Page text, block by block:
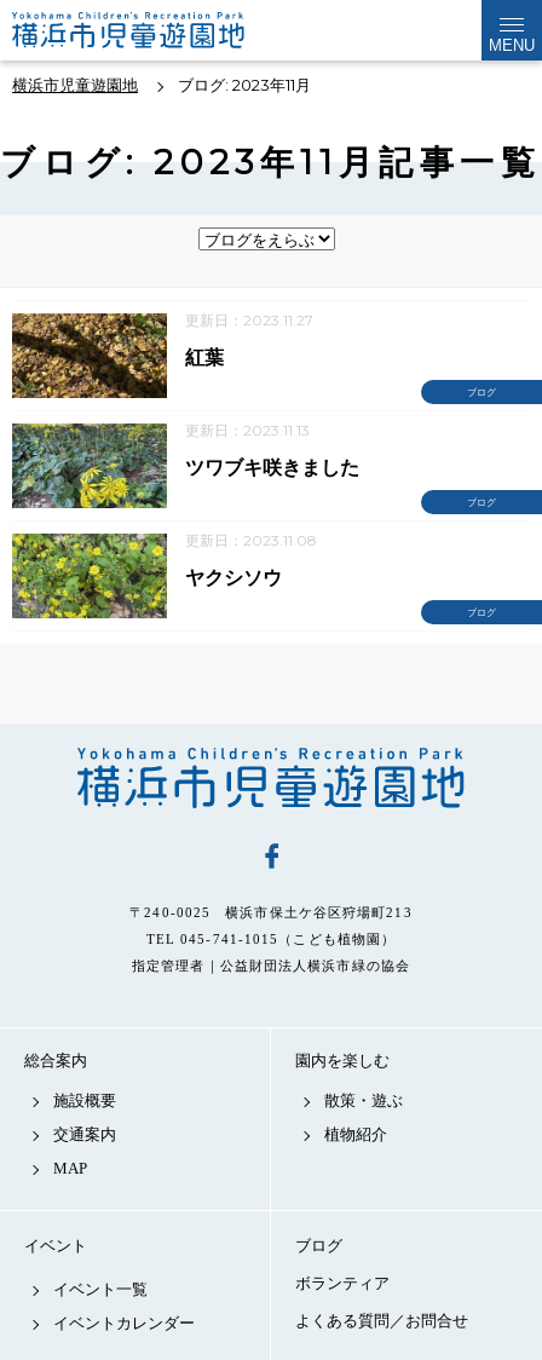
MENU
横浜市児童遊園地 ブログ: 2023年11月
ブログ: 2023年11月記事一覧
更新日：2023.11.27
ブログ
紅葉
更新日：2023.11.13
ブログ
ツワブキ咲きました
更新日：2023.11.08
ブログ
ヤクシソウ
〒240-0025 横浜市保土ケ谷区狩場町213
TEL 045-741-1015（こども植物園）
指定管理者｜公益財団法人横浜市緑の協会
総合案内
施設概要
交通案内
MAP
園内を楽しむ
散策・遊ぶ
植物紹介
イベント
イベント一覧
イベントカレンダー
ブログ
ボランティア
よくある質問／お問合せ